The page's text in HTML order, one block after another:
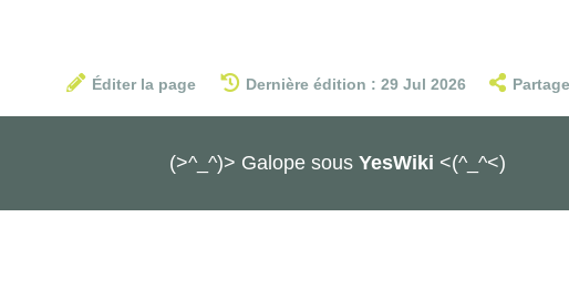
Éditer la page Dernière édition : 29 Jul 2026
(>^_^)> Galope sous YesWiki <(^_^<)